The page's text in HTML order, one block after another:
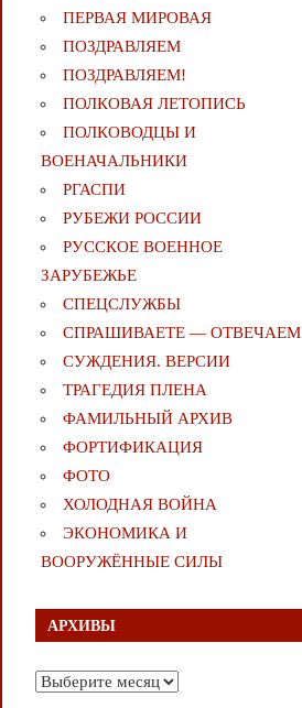
ПЕРВАЯ МИРОВАЯ
ПОЗДРАВЛЯЕМ
ПОЗДРАВЛЯЕМ!
ПОЛКОВАЯ ЛЕТОПИСЬ
ПОЛКОВОДЦЫ И
ВОЕНАЧАЛЬНИКИ
РГАСПИ
РУБЕЖИ РОССИИ
РУССКОЕ ВОЕННОЕ
ЗАРУБЕЖЬЕ
СПЕЦСЛУЖБЫ
СПРАШИВАЕТЕ — ОТВЕЧАЕМ
СУЖДЕНИЯ. ВЕРСИИ
ТРАГЕДИЯ ПЛЕНА
ФАМИЛЬНЫЙ АРХИВ
ФОРТИФИКАЦИЯ
ФОТО
ХОЛОДНАЯ ВОЙНА
ЭКОНОМИКА И
ВООРУЖЁННЫЕ СИЛЫ
АРХИВЫ
Архивы